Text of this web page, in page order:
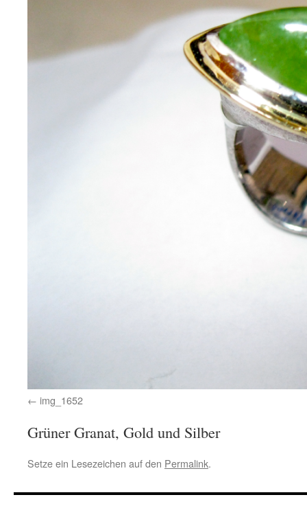
img_1652
Grüner Granat, Gold und Silber
Setze ein Lesezeichen auf den Permalink.